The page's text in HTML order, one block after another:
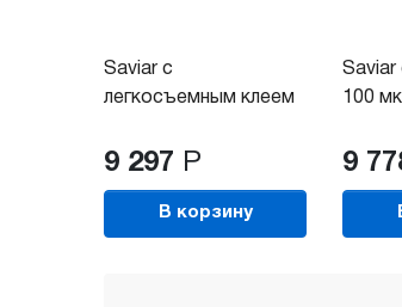
Saviar с
легкосъемным клеем
9 297 Р
В корзину
Saviar
100
9